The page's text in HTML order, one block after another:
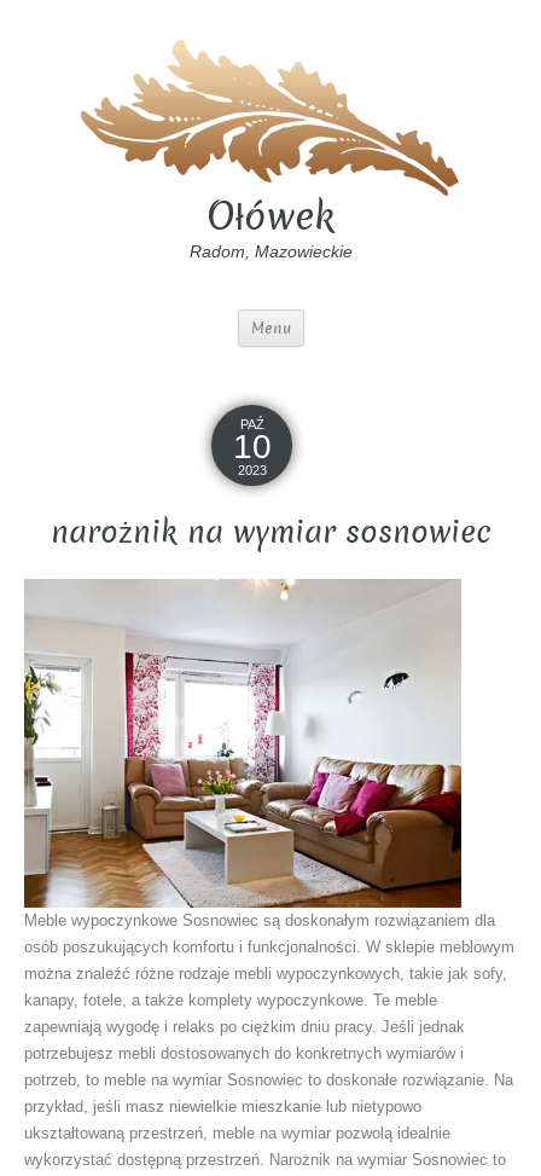
Ołówek
Radom, Mazowieckie
Menu
PAŹ
10
2023
narożnik na wymiar sosnowiec
Meble wypoczynkowe Sosnowiec są doskonałym rozwiązaniem dla
osób poszukujących komfortu i funkcjonalności. W sklepie meblowym
można znaleźć różne rodzaje mebli wypoczynkowych, takie jak sofy,
kanapy, fotele, a także komplety wypoczynkowe. Te meble
zapewniają wygodę i relaks po ciężkim dniu pracy. Jeśli jednak
potrzebujesz mebli dostosowanych do konkretnych wymiarów i
potrzeb, to meble na wymiar Sosnowiec to doskonałe rozwiązanie. Na
przykład, jeśli masz niewielkie mieszkanie lub nietypowo
ukształtowaną przestrzeń, meble na wymiar pozwolą idealnie
wykorzystać dostępną przestrzeń. Narożnik na wymiar Sosnowiec to